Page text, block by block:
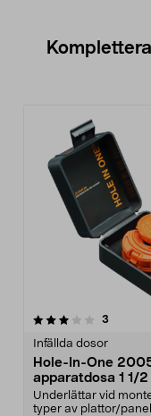
3
Infällda dosor
Hole-In-One
apparatdosa 1 1/2
Underlättar vid
typer av plattor/
0.0 av 5